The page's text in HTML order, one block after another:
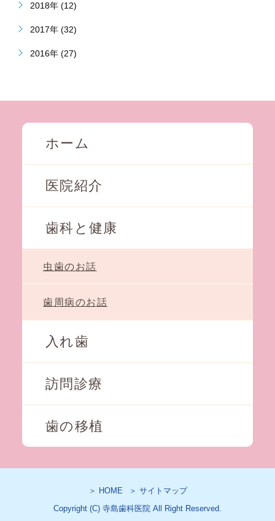
2018年 (12)
2017年 (32)
2016年 (27)
ホーム
医院紹介
歯科と健康
虫歯のお話
歯周病のお話
入れ歯
訪問診療
歯の移植
＞ HOME
＞ サイトマップ
Copyright (C) 寺島歯科医院 All Right Reserved.